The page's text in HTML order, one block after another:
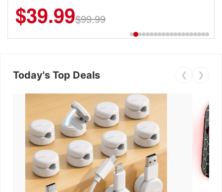
$39.99$99.99
$6.99$29.99
Today's Top Deals ❮ ❯